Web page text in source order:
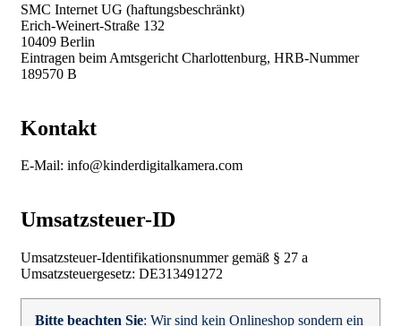
SMC Internet UG (haftungsbeschränkt)
Erich-Weinert-Straße 132
10409 Berlin
Eintragen beim Amtsgericht Charlottenburg, HRB-Nummer
189570 B
Kontakt
E-Mail: info@kinderdigitalkamera.com
Umsatzsteuer-ID
Umsatzsteuer-Identifikationsnummer gemäß § 27 a
Umsatzsteuergesetz: DE313491272
Bitte beachten Sie: Wir sind kein Onlineshop sondern ein